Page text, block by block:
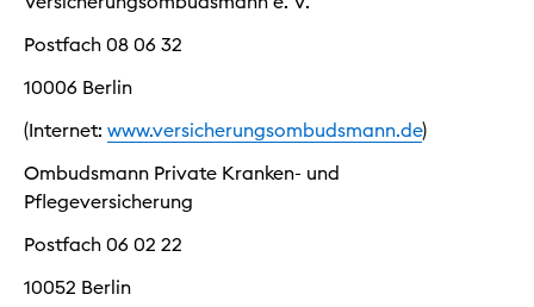
Postfach 08 06 32
10006 Berlin
(Internet: www.versicherungsombudsmann.de)
Ombudsmann Private Kranken- und
Pflegeversicherung
Postfach 06 02 22
10052 Berlin